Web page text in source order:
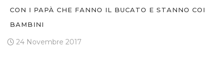
CON I PAPÀ CHE FANNO IL BUCATO E STANNO COI
BAMBINI
24 Novembre 2017